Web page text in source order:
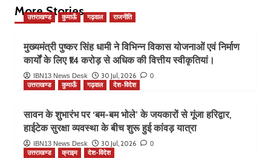
More Stories
उत्तराखण्ड कुमाऊँ गढ़वाल राजनीति
मुख्यमंत्री पुष्कर सिंह धामी ने विभिन्न विकास योजनाओं एवं निर्माण
कार्यों के लिए ₹14 करोड़ से अधिक की वित्तीय स्वीकृतियां।
IBN13 News Desk 30 Jul, 2026 0
उत्तराखण्ड कुमाऊँ गढ़वाल देश-विदेश
सावन के शुभारंभ पर ‘बम-बम भोले’ के जयकारों से गूंजा हरिद्वार,
हाईटेक सुरक्षा व्यवस्था के बीच शुरू हुई कांवड़ यात्रा
IBN13 News Desk 30 Jul, 2026 0
उत्तराखण्ड क्राइम देश-विदेश